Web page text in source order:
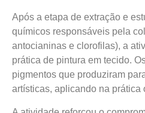
Após a etapa de extração e
químicos responsáveis pela
antocianinas e clorofilas), a
prática de pintura em tecido.
pigmentos que produziram
artísticas, aplicando na prática